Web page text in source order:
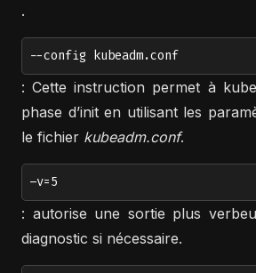
.
--config kubeadm.conf
: Cette instruction permet à
phase d’init en utilisant les
le fichier kubeadm.conf.
–v=5
: autorise une sortie plus
diagnostic si nécessaire.